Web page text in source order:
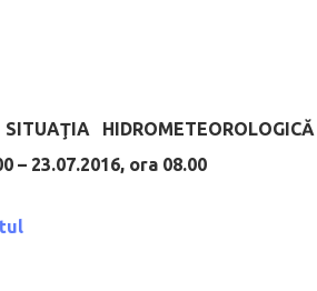
HIDROMETEOROLOGICĂ
– 23.07.2016, ora 08.00